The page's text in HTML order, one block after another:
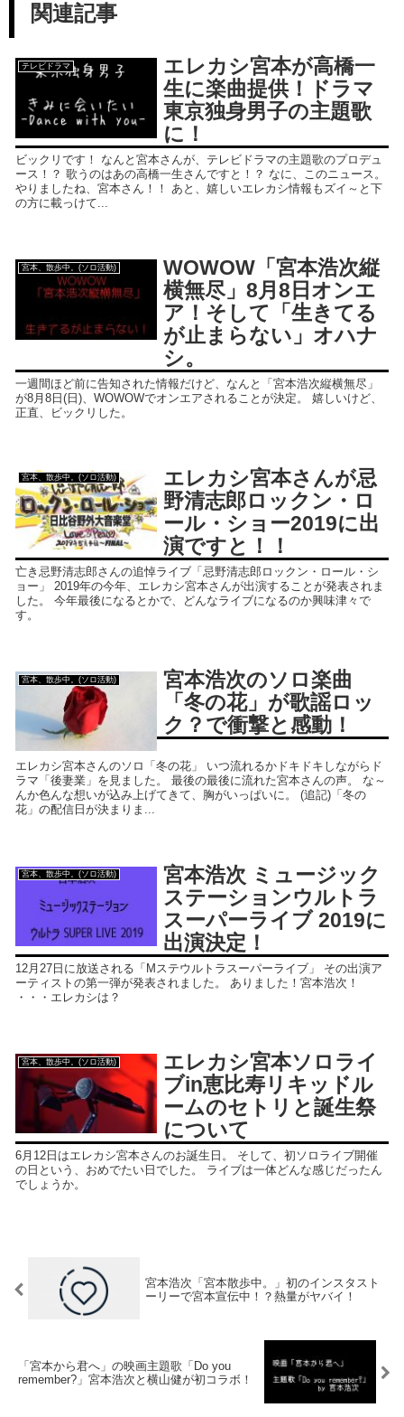
関連記事
テレビドラマ
エレカシ宮本が高橋一
生に楽曲提供！ドラマ
東京独身男子の主題歌
に！
ビックリです！ なんと宮本さんが、テレビドラマの主題歌のプロデュ
ース！？ 歌うのはあの高橋一生さんですと！？ なに、このニュース。
やりましたね、宮本さん！！ あと、嬉しいエレカシ情報もズイ～と下
の方に載っけて...
宮本、散歩中。(ソロ活動)
WOWOW「宮本浩次縦
横無尽」8月8日オンエ
ア！そして「生きてる
が止まらない」オハナ
シ。
一週間ほど前に告知された情報だけど、なんと「宮本浩次縦横無尽」
が8月8日(日)、WOWOWでオンエアされることが決定。 嬉しいけど、
正直、ビックリした。
宮本、散歩中。(ソロ活動)
エレカシ宮本さんが忌
野清志郎ロックン・ロ
ール・ショー2019に出
演ですと！！
亡き忌野清志郎さんの追悼ライブ「忌野清志郎ロックン・ロール・シ
ョー」 2019年の今年、エレカシ宮本さんが出演することが発表されま
した。 今年最後になるとかで、どんなライブになるのか興味津々で
す。
宮本、散歩中。(ソロ活動)
宮本浩次のソロ楽曲
「冬の花」が歌謡ロッ
ク？で衝撃と感動！
エレカシ宮本さんのソロ「冬の花」 いつ流れるかドキドキしながらド
ラマ「後妻業」を見ました。 最後の最後に流れた宮本さんの声。 な～
んか色んな想いが込み上げてきて、胸がいっぱいに。 (追記)「冬の
花」の配信日が決まりま...
宮本、散歩中。(ソロ活動)
宮本浩次 ミュージック
ステーションウルトラ
スーパーライブ 2019に
出演決定！
12月27日に放送される「Мステウルトラスーパーライブ」 その出演ア
ーティストの第一弾が発表されました。 ありました！宮本浩次！
・・・エレカシは？
宮本、散歩中。(ソロ活動)
エレカシ宮本ソロライ
ブin恵比寿リキッドル
ームのセトリと誕生祭
について
6月12日はエレカシ宮本さんのお誕生日。 そして、初ソロライブ開催
の日という、おめでたい日でした。 ライブは一体どんな感じだったん
でしょうか。
宮本浩次「宮本散歩中。」初のインスタスト
ーリーで宮本宣伝中！？熱量がヤバイ！
「宮本から君へ」の映画主題歌「Do you
remember?」宮本浩次と横山健が初コラボ！